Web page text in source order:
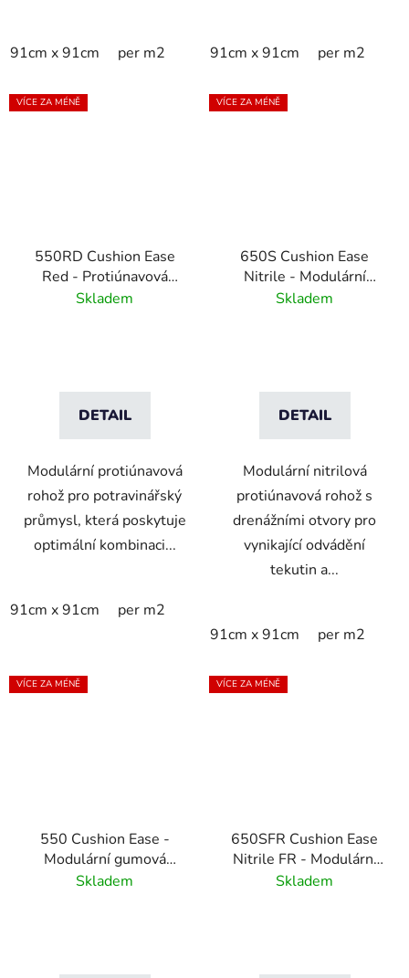
91cm x 91cm per m2 91cm x 91cm per m2
VÍCE ZA MÉNĚ
550RD Cushion Ease
Red - Protiúnavová
rohož pro potravinářský
Skladem
DETAIL
Modulární protiúnavová
rohož pro potravinářský
průmysl, která poskytuje
optimální kombinaci...
91cm x 91cm per m2
VÍCE ZA MÉNĚ
650S Cushion Ease
Nitrile - Modulární
nitrilová protiúnavová
Skladem
DETAIL
Modulární nitrilová
protiúnavová rohož s
drenážními otvory pro
vynikající odvádění
tekutin a...
91cm x 91cm per m2
VÍCE ZA MÉNĚ
550 Cushion Ease -
Modulární gumová
protiúnavová rohož s
Skladem
VÍCE ZA MÉNĚ
650SFR Cushion Ease
Nitrile FR - Modulární
nitrilová ohnivzdorná
Skladem